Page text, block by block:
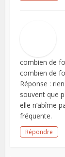
combien de
combien de
Réponse :
souvent que
elle n’abîme
fréquente.
Répondre